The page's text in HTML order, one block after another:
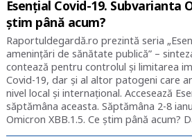
Esențial Covid-19. Subvarianta
știm până acum?
Raportuldegardă.ro prezintă seria
amenințări de sănătate publică” –
contează pentru controlul și limitarea
Covid-19, dar și al altor patogeni care
nivel local și internațional. Accesează
săptămâna aceasta. Săptămâna 2-8
Omicron XBB.1.5. Ce știm până acum?